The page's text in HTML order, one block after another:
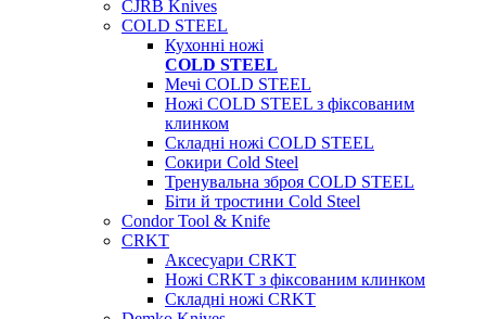
CJRB Knives
COLD STEEL
Кухонні ножі
COLD STEEL
Мечі COLD STEEL
Ножі COLD STEEL з фіксованим
клинком
Складні ножі COLD STEEL
Сокири Cold Steel
Тренувальна зброя COLD STEEL
Біти й тростини Cold Steel
Condor Tool & Knife
CRKT
Аксесуари CRKT
Ножі CRKT з фіксованим клинком
Складні ножі CRKT